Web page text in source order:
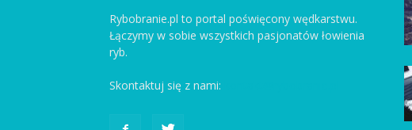
Rybobranie.pl to portal poświęcony wędkarstwu.
Łączymy w sobie wszystkich pasjonatów łowienia
ryb.
Skontaktuj się z nami: